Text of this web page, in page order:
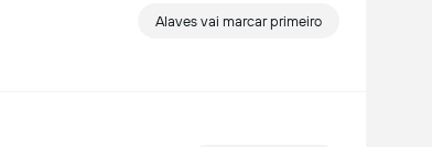
Alaves vai marcar primeiro